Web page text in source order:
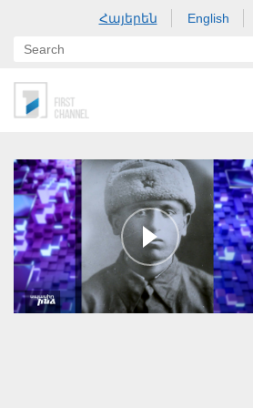
Հայերեն English